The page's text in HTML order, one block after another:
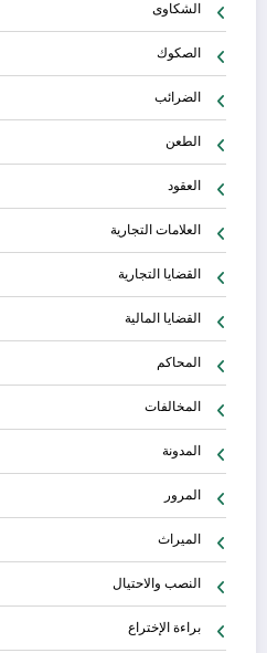
الشكاوى
الصكوك
الضرائب
الطعن
العقود
العلامات التجارية
القضايا التجارية
القضايا المالية
المحاكم
المخالفات
المدونة
المرور
الميراث
النصب والاحتيال
براءة الإختراع